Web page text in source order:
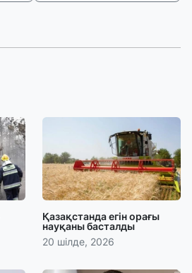
Қазақстанда егін орағы
науқаны басталды
20 шілде, 2026